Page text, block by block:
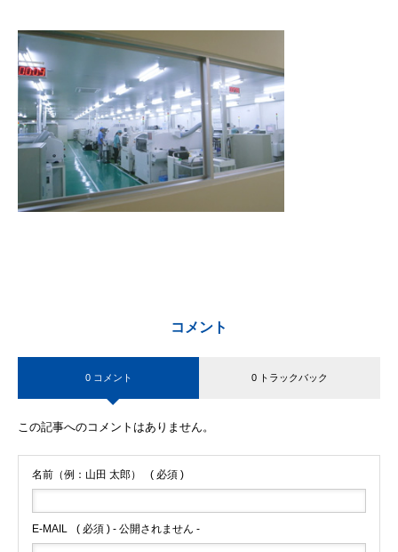
コメント
0 コメント 0 トラックバック
この記事へのコメントはありません。
名前（例：山田 太郎） ( 必須 )
E-MAIL ( 必須 ) - 公開されません -